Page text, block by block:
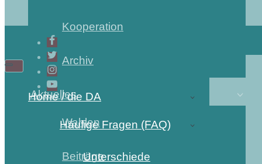
Kooperation
Archiv
Aktuelles
Wahlen
Beiträge
Home / die DA
Häufige Fragen (FAQ)
Unterschiede